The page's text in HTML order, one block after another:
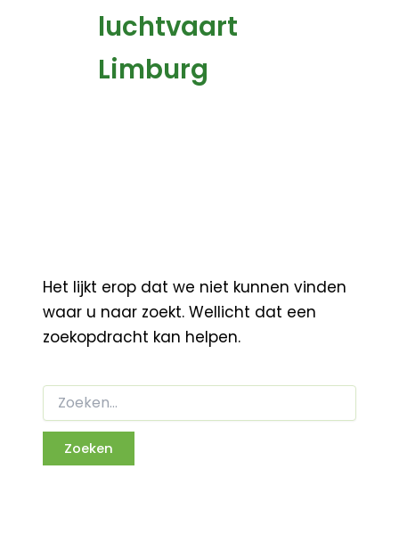
luchtvaart
Limburg
Het lijkt erop dat we niet kunnen vinden
waar u naar zoekt. Wellicht dat een
zoekopdracht kan helpen.